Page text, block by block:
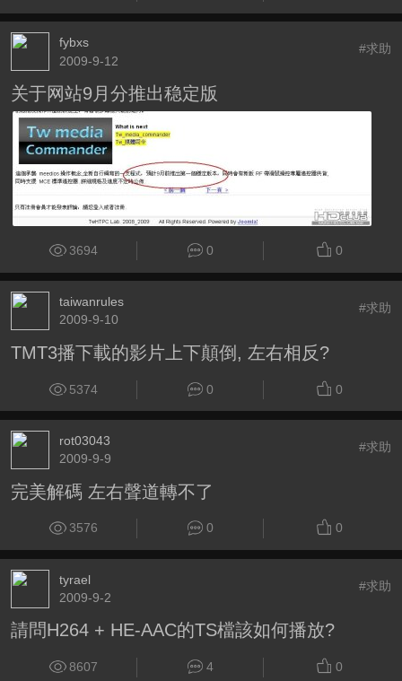
fybxs
2009-9-12
#求助
关于网站9月分推出稳定版
3694 0 0
taiwanrules
2009-9-10
#求助
TMT3播下載的影片上下顛倒, 左右相反?
5374 0 0
rot03043
2009-9-9
#求助
完美解碼 左右聲道轉不了
3576 0 0
tyrael
2009-9-2
#求助
請問H264 + HE-AAC的TS檔該如何播放?
8607 4 0